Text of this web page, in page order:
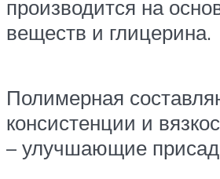
производится на
веществ и глицерина.
Полимерная
консистенции и
– улучшающие